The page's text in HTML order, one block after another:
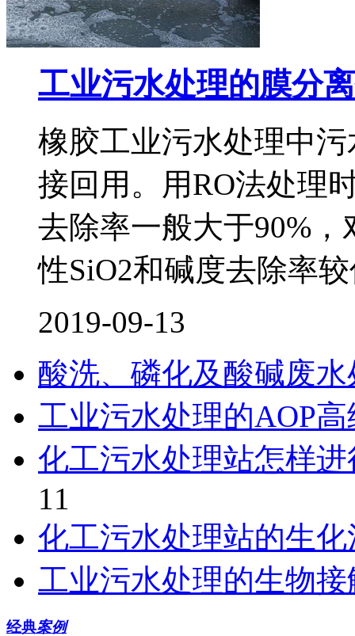
工业污水处理的膜分
橡胶工业污水处理中
接回用。用RO法处理
去除率一般大于90%
性SiO2和碱度去除率
2019-09-13
酸洗、磷化及酸碱废
工业污水处理的AOP
化工污水处理站怎样
11
化工污水处理站的生
工业污水处理的生物
经典案例